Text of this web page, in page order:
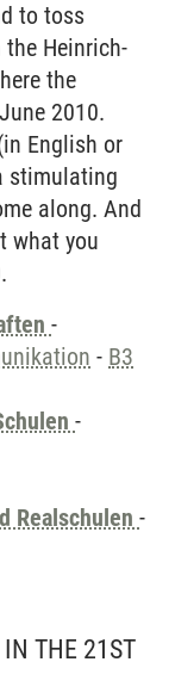
to toss
Heinrich-
the
2010.
English or
stimulating
along. And
what you
-
- B3
-
Realschulen -
THE 21ST